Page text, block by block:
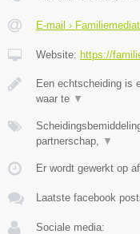
E-mail ›
Website: https://
Een echtscheiding is
waar te ▼
partnerschap,
▼
Er wordt gewerkt op
Laatste facebook
Sociale media: